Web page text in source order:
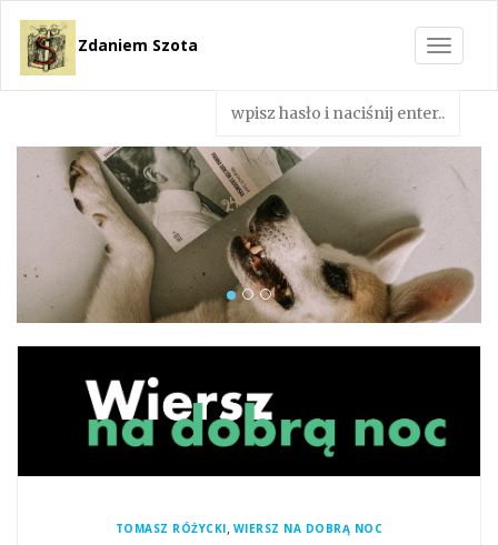
Toggle
Zdaniem Szota
TOMASZ RÓŻYCKI, WIERSZ NA DOBRĄ NOC